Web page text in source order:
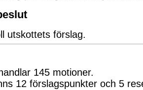
utskottets förslag.
145 motioner.
12 förslagspunkter och 5